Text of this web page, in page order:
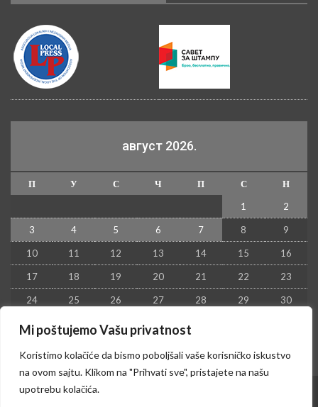
Mi poštujemo Vašu privatnost
Koristimo kolačiće da bismo poboljšali vaše korisničko iskustvo
na ovom sajtu. Klikom na "Prihvati sve", pristajete na našu
upotrebu kolačića.
август 2026.
П У С Ч П С
Н
1
2
3 4 5 6 7 8 9
10 11 12 13 14 15 16
17 18 19 20 21 22 23
24 25 26 27 28 29 30
31